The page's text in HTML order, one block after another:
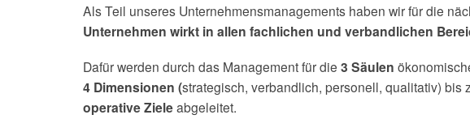
Als Teil unseres Unternehmensmanagements haben wir für die
Unternehmen wirkt in allen fachlichen und verbandlichen
Dafür werden durch das Management für die 3 Säulen
4 Dimensionen (strategisch, verbandlich, personell, qualitativ) bis
operative Zieleabgeleitet.